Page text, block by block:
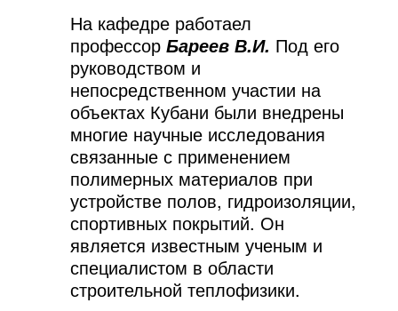
На кафедре работаел
профессор Бареев В.И. Под его
руководством и
непосредственном участии на
объектах Кубани были внедрены
многие научные исследования
связанные с применением
полимерных материалов при
устройстве полов, гидроизоляции,
спортивных покрытий. Он
является известным ученым и
специалистом в области
строительной теплофизики.